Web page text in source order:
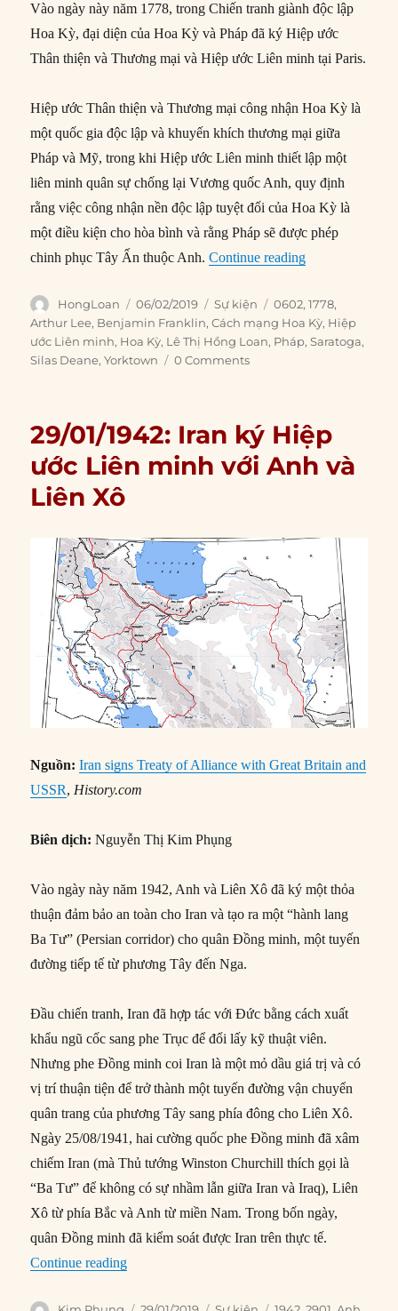
Vào ngày này năm 1778, trong Chiến tranh giành độc lập
Hoa Kỳ, đại diện của Hoa Kỳ và Pháp đã ký Hiệp ước
Thân thiện và Thương mại và Hiệp ước Liên minh tại Paris.
Hiệp ước Thân thiện và Thương mại công nhận Hoa Kỳ là
một quốc gia độc lập và khuyến khích thương mại giữa
Pháp và Mỹ, trong khi Hiệp ước Liên minh thiết lập một
liên minh quân sự chống lại Vương quốc Anh, quy định
rằng việc công nhận nền độc lập tuyệt đối của Hoa Kỳ là
một điều kiện cho hòa bình và rằng Pháp sẽ được phép
chinh phục Tây Ấn thuộc Anh.Continue reading“06/02/1778:
Author
HongLoan
Posted
on
06/02/2019 Categories
Sự kiện Tags
0602,1778,
Arthur Lee, Benjamin Franklin,Cách mạng Hoa Kỳ, Hiệp
ước Liên minh, Hoa Kỳ, Lê Thị Hồng Loan, Pháp,Saratoga,
Silas Deane,Yorktown 0 Comments
29/01/1942: Iran ký Hiệp
ước Liên minh với Anh và
Liên Xô
Nguồn:Iran signs Treaty of Alliance with Great Britain and
USSR, History.com
Biên dịch: Nguyễn Thị Kim Phụng
Vào ngày này năm 1942, Anh và Liên Xô đã ký một thỏa
thuận đảm bảo an toàn cho Iran và tạo ra một “hành lang
Ba Tư” (Persian corridor) cho quân Đồng minh, một tuyến
đường tiếp tế từ phương Tây đến Nga.
Đầu chiến tranh, Iran đã hợp tác với Đức bằng cách xuất
khẩu ngũ cốc sang phe Trục để đổi lấy kỹ thuật viên.
Nhưng phe Đồng minh coi Iran là một mỏ dầu giá trị và có
vị trí thuận tiện để trở thành một tuyến đường vận chuyển
quân trang của phương Tây sang phía đông cho Liên Xô.
Ngày 25/08/1941, hai cường quốc phe Đồng minh đã xâm
chiếm Iran (mà Thủ tướng Winston Churchill thích gọi là
“Ba Tư” để không có sự nhầm lẫn giữa Iran và Iraq), Liên
Xô từ phía Bắc và Anh từ miền Nam. Trong bốn ngày,
quân Đồng minh đã kiểm soát được Iran trên thực tế.
Continue reading“29/01/1942: Iran ký Hiệp ước Liên minh với